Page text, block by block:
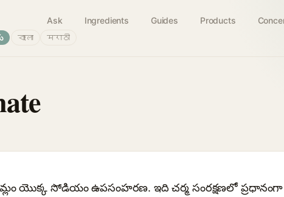
Ask Ingredients Guides Products
বাংলা मराठी
యొక్క సోడియం ఉపసంహరణ. ఇది చర్మ సంరక్షణలో